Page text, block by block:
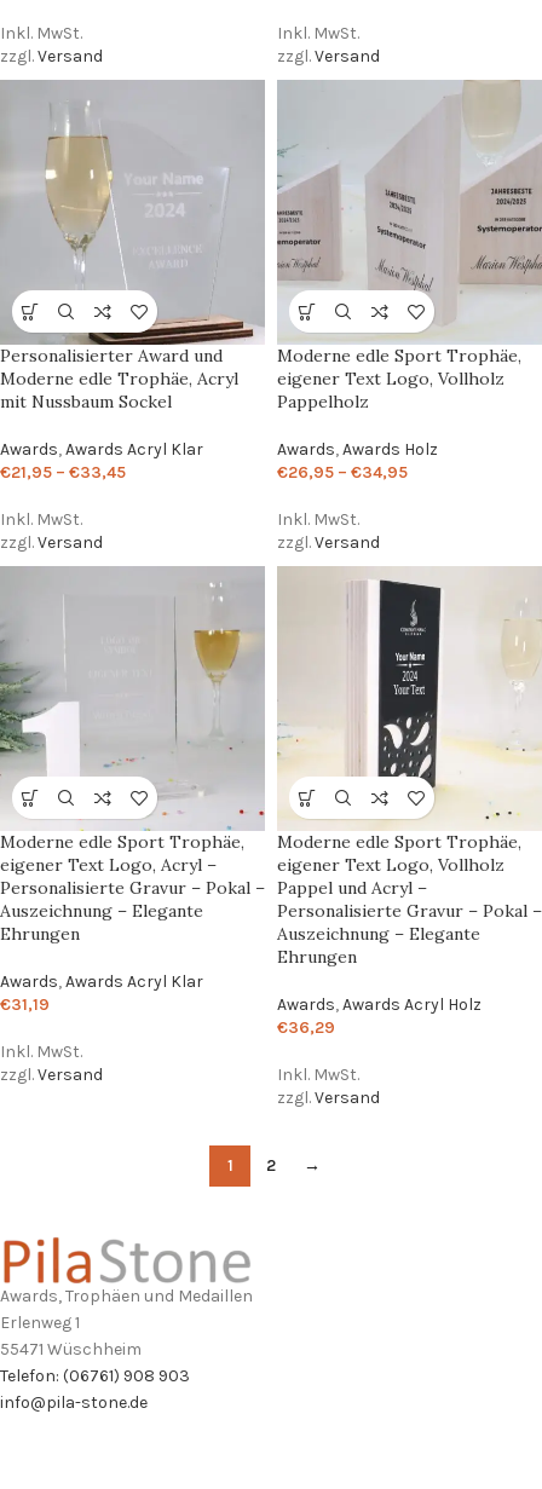
Inkl. MwSt.
zzgl.Versand
Inkl. MwSt.
zzgl.Versand
Personalisierter Award und
Moderne edle Trophäe, Acryl
mit Nussbaum Sockel
Awards,Awards Acryl Klar
€21,95 – €33,45
Inkl. MwSt.
zzgl.Versand
Moderne edle Sport Trophäe,
eigener Text Logo, Vollholz
Pappelholz
Awards,Awards Holz
€26,95 – €34,95
Inkl. MwSt.
zzgl.Versand
Moderne edle Sport Trophäe,
eigener Text Logo, Acryl –
Personalisierte Gravur – Pokal –
Auszeichnung – Elegante
Ehrungen
Awards,Awards Acryl Klar
€31,19
Inkl. MwSt.
zzgl.Versand
Moderne edle Sport Trophäe,
eigener Text Logo, Vollholz
Pappel und Acryl –
Personalisierte Gravur – Pokal –
Auszeichnung – Elegante
Ehrungen
Awards,Awards Acryl Holz
€36,29
Inkl. MwSt.
zzgl.Versand
1 2 →
Awards, Trophäen und Medaillen
Erlenweg 1
55471 Wüschheim
Telefon: (06761) 908 903
info@pila-stone.de